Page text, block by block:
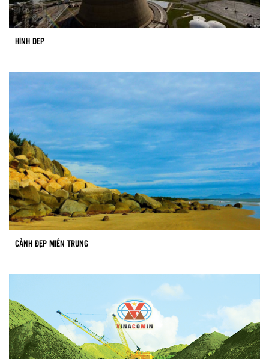
HÌNH DEP
CẢNH ĐẸP MIỀN TRUNG